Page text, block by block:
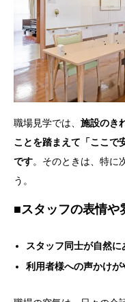
職場見学では、 施設のき
ことを踏まえて「ここで
です。そのときは、特に
う。
■スタッフの表情や
スタッフ同士が自然に
利用者様への声かけが